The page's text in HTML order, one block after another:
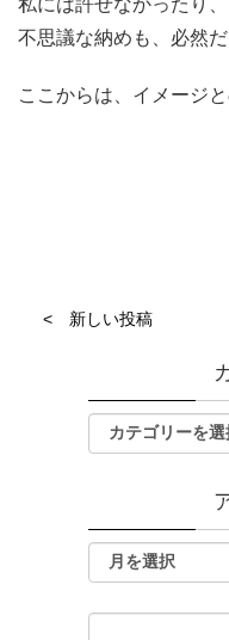
私には許せなかったり
不思議な納めも、必然だ
ここからは、イメージと
< 新しい投稿